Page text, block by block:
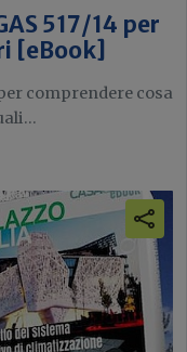
517/14 per
[eBook]
comprendere cosa